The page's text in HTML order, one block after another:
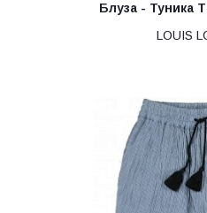
Блуза - Туника
LOUIS